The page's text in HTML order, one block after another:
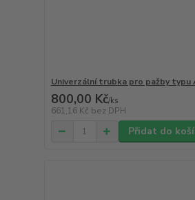
Univerzální trubka pro pažby typu
800,00 Kč/ks
661,16 Kč bez DPH
Přidat do